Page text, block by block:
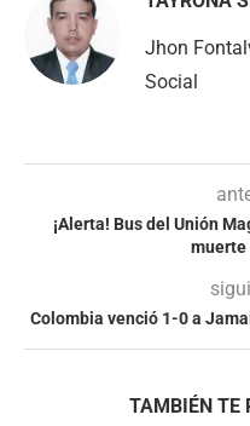
Jhon
Social
¡Alerta! Bus del Unión
muerte
Colombia venció 1-0 a
TAMBIÉN TE